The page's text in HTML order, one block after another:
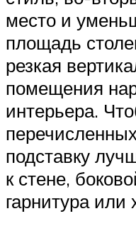
место и
площадь
резкая
помещения
интерьера.
подставку
к стене,
гарнитура или